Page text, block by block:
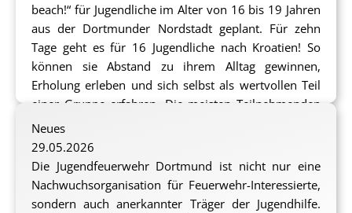
beach!“ für Jugendliche im Alter von 16 bis 19 Jahren
aus der Dortmunder Nordstadt geplant. Für zehn
Tage geht es für 16 Jugendliche nach Kroatien! So
können sie Abstand zu ihrem Alltag gewinnen,
Erholung erleben und sich selbst als wertvollen Teil
einer Gruppe erfahren. Die meisten Teilnehmenden
waren noch nie am Meer oder haben überhaupt
schon einmal eine derartige Reise unternommen. Sie
werden ganz neue Erfahrungen machen, die im
Idealfall nachhaltig zu ihrer Entwicklung beitragen
können.
Neues
29.05.2026
Die Jugendfeuerwehr Dortmund ist nicht nur eine
Nachwuchsorganisation für Feuerwehr-Interessierte,
sondern auch anerkannter Träger der Jugendhilfe.